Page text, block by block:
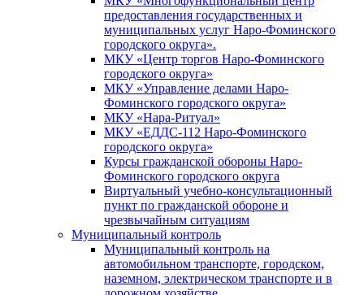
предоставления государственных и
муниципальных услуг Наро-Фоминского
городского округа».
МКУ «Центр торгов Наро-Фоминского
городского округа»
МКУ «Управление делами Наро-
Фоминского городского округа»
МКУ «Нара-Ритуал»
МКУ «ЕДДС-112 Наро-Фоминского
городского округа»
Курсы гражданской обороны Наро-
Фоминского городского округа
Виртуальный учебно-консультационный
пункт по гражданской обороне и
чрезвычайным ситуациям
Муниципальный контроль
Муниципальный контроль на
автомобильном транспорте, городском,
наземном, электрическом транспорте и в